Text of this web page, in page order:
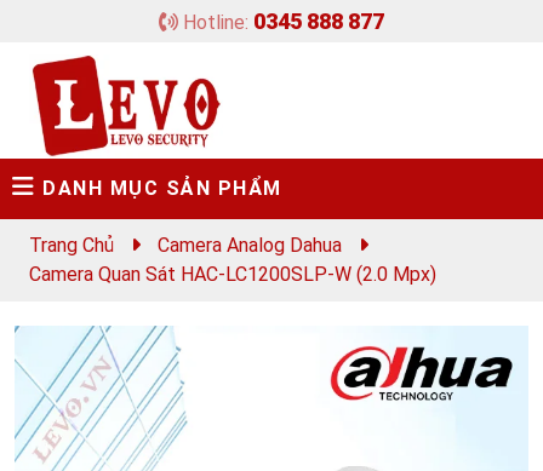
Hotline: 0345 888 877
DANH MỤC SẢN PHẨM
Trang Chủ
Camera Analog Dahua
Camera Quan Sát HAC-LC1200SLP-W (2.0 Mpx)